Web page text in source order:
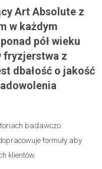
Art Absolute z
w każdym
pół wieku
fryzjerstwa z
dbałość o jakość
badawczo
formuły aby
klientów.